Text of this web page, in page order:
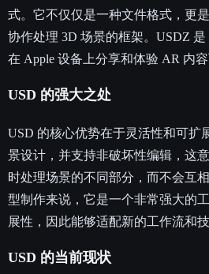
式。它不仅仅是一种文件格式，更
协作处理 3D 场景的框架。USDZ
在 Apple 设备上分享和体验 AR 内容
USD 的强大之处
USD 的核心优势在于灵活性和可扩
景设计，并支持非破坏性编辑，这
时处理场景的不同部分，而不会互
型制作来说，它是一个非常强大的
展性，因此能够适配新的工作流和技
USD 的当前现状